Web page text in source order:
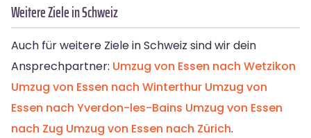
Weitere Ziele in Schweiz
Auch für weitere Ziele in Schweiz sind wir dein
Ansprechpartner: Umzug von Essen nach Wetzikon
Umzug von Essen nach Winterthur Umzug von
Essen nach Yverdon-les-Bains Umzug von Essen
nach Zug Umzug von Essen nach Zürich.